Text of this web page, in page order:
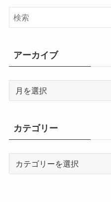
アーカイブ
ブ
カテゴリー